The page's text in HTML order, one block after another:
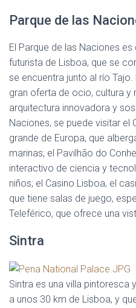
Parque de las
El Parque de las Naciones
futurista de Lisboa, que se
se encuentra junto al río
gran oferta de ocio, cultura y
arquitectura innovadora y
Naciones, se puede visitar el
grande de Europa, que
marinas; el Pavilhão do
interactivo de ciencia y
niños; el Casino Lisboa, el
que tiene salas de juego,
Teleférico, que ofrece una
Sintra
Sintra es una villa pintoresca
a unos 30 km de Lisboa, y